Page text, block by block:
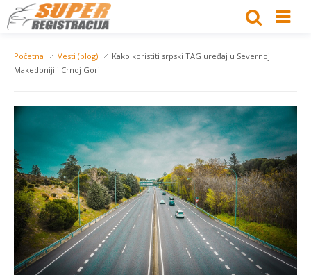
Početna Vesti (blog)
Kako koristiti srpski TAG uređaj u Severnoj
Makedoniji i Crnoj Gori